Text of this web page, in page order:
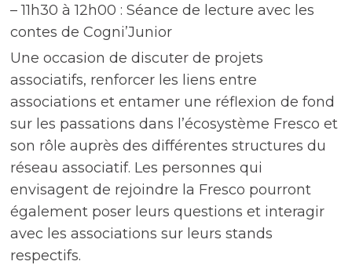
– 11h30 à 12h00 : Séance de lecture avec les
contes de Cogni’Junior
Une occasion de discuter de projets
associatifs, renforcer les liens entre
associations et entamer une réflexion de fond
sur les passations dans l’écosystème Fresco et
son rôle auprès des différentes structures du
réseau associatif. Les personnes qui
envisagent de rejoindre la Fresco pourront
également poser leurs questions et interagir
avec les associations sur leurs stands
respectifs.